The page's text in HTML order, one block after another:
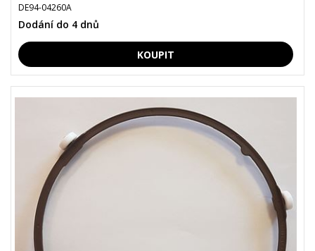
DE94-04260A
Dodání do 4 dnů